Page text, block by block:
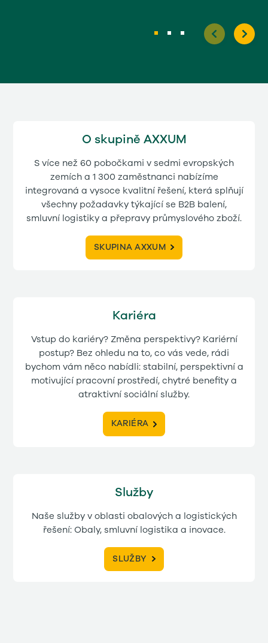
O skupině AXXUM
S více než 60 pobočkami v sedmi evropských
zemích a 1 300 zaměstnanci nabízíme
integrovaná a vysoce kvalitní řešení, která splňují
všechny požadavky týkající se B2B balení,
smluvní logistiky a přepravy průmyslového zboží.
SKUPINA AXXUM
Kariéra
Vstup do kariéry? Změna perspektivy? Kariérní
postup? Bez ohledu na to, co vás vede, rádi
bychom vám něco nabídli: stabilní, perspektivní a
motivující pracovní prostředí, chytré benefity a
atraktivní sociální služby.
KARIÉRA
Služby
Naše služby v oblasti obalových a logistických
řešení: Obaly, smluvní logistika a inovace.
SLUŽBY